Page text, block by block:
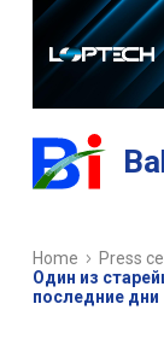
Home Press
Один из
последние дни